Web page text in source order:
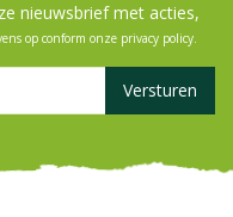
nieuwsbrief met acties,
op conform onze privacy policy.